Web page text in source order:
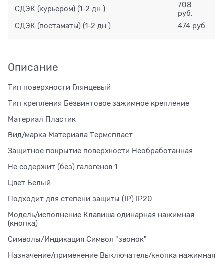
СДЭК (курьером) (1-2 дн.)
708
руб.
СДЭК (постаматы) (1-2 дн.) 474 руб.
Описание
Тип поверхности Глянцевый
Тип крепления Безвинтовое зажимное крепление
Материал Пластик
Вид/марка Материала Термопласт
Защитное покрытие поверхности Необработанная
Не содержит (без) галогенов 1
Цвет Белый
Подходит для степени защиты (IP) IP20
Модель/исполнение Клавиша одинарная нажимная
(кнопка)
Символы/Индикация Символ "звонок"
Назначение/применение Выключатель/кнопка нажимная